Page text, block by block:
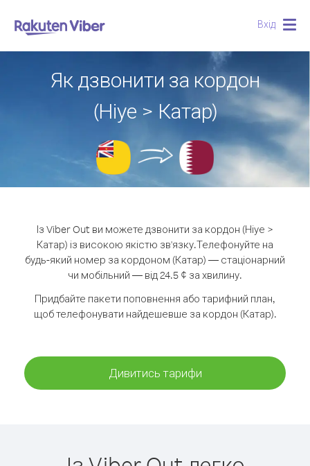
Вхід
Як дзвонити за кордон
(Ніуе > Катар)
Із Viber Out ви можете дзвонити за кордон (Ніуе >
Катар) із високою якістю зв'язку.Телефонуйте на
будь-який номер за кордоном (Катар) — стаціонарний
чи мобільний — від 24.5 ¢ за хвилину.
Придбайте пакети поповнення або тарифний план,
щоб телефонувати найдешевше за кордон (Катар).
Дивитись тарифи